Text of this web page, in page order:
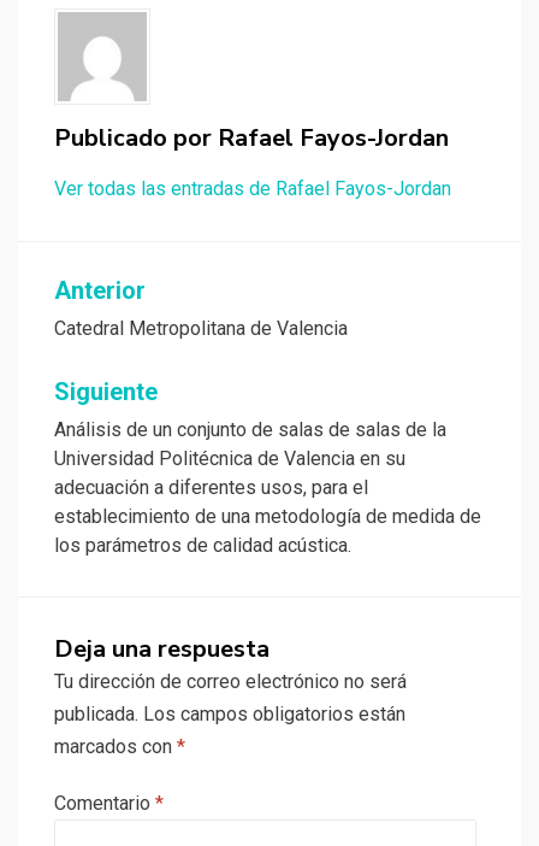
Publicado por Rafael Fayos-Jordan
Ver todas las entradas de Rafael Fayos-Jordan
Navegación
de
entradas
Anterior
Catedral Metropolitana de Valencia
Siguiente
Análisis de un conjunto de salas de salas de la
Universidad Politécnica de Valencia en su
adecuación a diferentes usos, para el
establecimiento de una metodología de medida de
los parámetros de calidad acústica.
Deja una respuesta
Tu dirección de correo electrónico no será
publicada. Los campos obligatorios están
marcados con *
Comentario *